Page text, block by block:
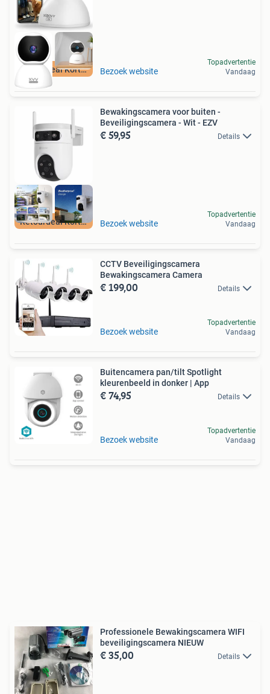
Retourdeal Korting Bezoek website
Topadvertentie
Vandaag
Retourdeal Korting
Bewakingscamera voor buiten -
Beveiligingscamera - Wit - EZV
€ 59,95 Details
Bezoek website
Topadvertentie
Vandaag
CCTV Beveiligingscamera
Bewakingscamera Camera
€ 199,00 Details
Bezoek website
Topadvertentie
Vandaag
Buitencamera pan/tilt Spotlight
kleurenbeeld in donker | App
€ 74,95 Details
Bezoek website
Topadvertentie
Vandaag
Professionele Bewakingscamera WIFI
beveiligingscamera NIEUW
€ 35,00 Details